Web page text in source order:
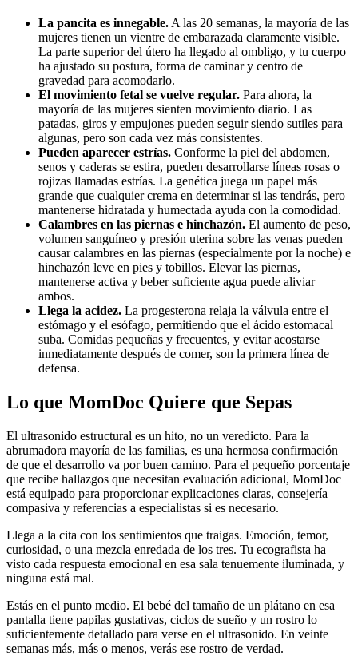
La pancita es innegable. A las 20 semanas, la mayoría de las
mujeres tienen un vientre de embarazada claramente visible.
La parte superior del útero ha llegado al ombligo, y tu cuerpo
ha ajustado su postura, forma de caminar y centro de
gravedad para acomodarlo.
El movimiento fetal se vuelve regular. Para ahora, la
mayoría de las mujeres sienten movimiento diario. Las
patadas, giros y empujones pueden seguir siendo sutiles para
algunas, pero son cada vez más consistentes.
Pueden aparecer estrías. Conforme la piel del abdomen,
senos y caderas se estira, pueden desarrollarse líneas rosas o
rojizas llamadas estrías. La genética juega un papel más
grande que cualquier crema en determinar si las tendrás, pero
mantenerse hidratada y humectada ayuda con la comodidad.
Calambres en las piernas e hinchazón. El aumento de peso,
volumen sanguíneo y presión uterina sobre las venas pueden
causar calambres en las piernas (especialmente por la noche) e
hinchazón leve en pies y tobillos. Elevar las piernas,
mantenerse activa y beber suficiente agua puede aliviar
ambos.
Llega la acidez. La progesterona relaja la válvula entre el
estómago y el esófago, permitiendo que el ácido estomacal
suba. Comidas pequeñas y frecuentes, y evitar acostarse
inmediatamente después de comer, son la primera línea de
defensa.
Lo que MomDoc Quiere que Sepas
El ultrasonido estructural es un hito, no un veredicto. Para la
abrumadora mayoría de las familias, es una hermosa confirmación
de que el desarrollo va por buen camino. Para el pequeño porcentaje
que recibe hallazgos que necesitan evaluación adicional, MomDoc
está equipado para proporcionar explicaciones claras, consejería
compasiva y referencias a especialistas si es necesario.
Llega a la cita con los sentimientos que traigas. Emoción, temor,
curiosidad, o una mezcla enredada de los tres. Tu ecografista ha
visto cada respuesta emocional en esa sala tenuemente iluminada, y
ninguna está mal.
Estás en el punto medio. El bebé del tamaño de un plátano en esa
pantalla tiene papilas gustativas, ciclos de sueño y un rostro lo
suficientemente detallado para verse en el ultrasonido. En veinte
semanas más, más o menos, verás ese rostro de verdad.